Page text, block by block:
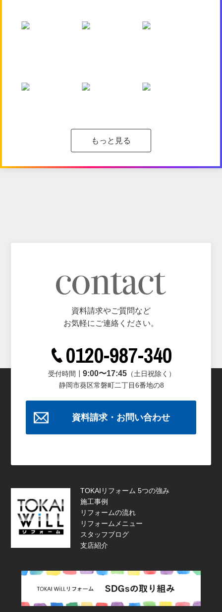
もっと見る
資料請求やご質問など
お気軽にご連絡ください。
0120-987-340
受付時間┃ 9:00〜17:45（土日祝除く）
静岡市葵区常磐町二丁目6番地の8
資料請求・お問い合わせ
TOKAIリフォーム 5つの強み
施工事例
リフォームの流れ
リフォームメニュー
スタッフブログ
支店紹介